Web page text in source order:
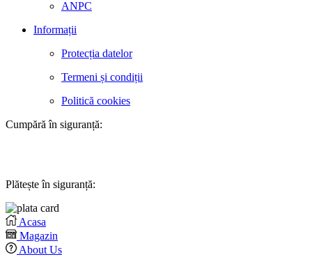
ANPC
Informații
Protecția datelor
Termeni și condiții
Politică cookies
Cumpără în siguranță:
Plătește în siguranță:
Acasa
Magazin
About Us